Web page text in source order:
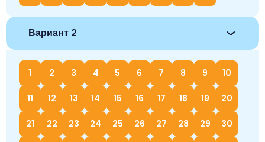
Вариант 2
1 2 3 4 5 6 7 8 9 10
11 12 13 14 15 16 17 18 19 20
21 22 23 24 25 26 27 28 29 30